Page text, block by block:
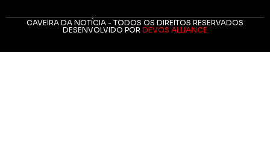
CAVEIRA DA NOTÍCIA - TODOS OS DIREITOS RESERVADOS
DESENVOLVIDO POR DEVOS ALLIANCE